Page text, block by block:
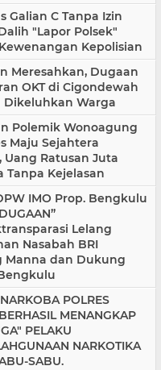
Galian C Tanpa Izin
"Lapor Polsek"
Kepolisian
Meresahkan, Dugaan
OKT di Cigondewah
Dikeluhkan Warga
Polemik Wonoagung
Maju Sejahtera
Uang Ratusan Juta
Tanpa Kejelasan
IMO Prop. Bengkulu
Lelang
Nasabah BRI
Manna dan Dukung
POLRES
MENANGKAP
PELAKU
NARKOTIKA
SABU.